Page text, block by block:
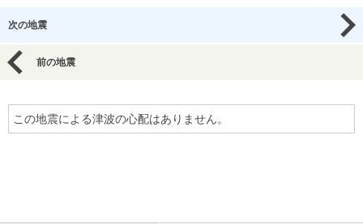
次の地震
前の地震
この地震による津波の心配はありません。